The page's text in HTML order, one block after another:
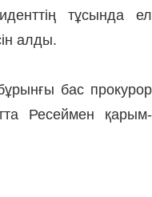
тұсында ел
алды.
бас прокурор
Ресеймен қарым-